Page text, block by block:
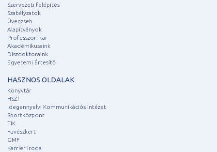
Szervezeti felépítés
Szabályzatok
Üvegzseb
Alapítványok
Professzori kar
Akadémikusaink
Díszdoktoraink
Egyetemi Értesítő
HASZNOS OLDALAK
Könyvtár
HSZI
Idegennyelvi Kommunikációs Intézet
Sportközpont
TIK
Füvészkert
GMF
Karrier Iroda